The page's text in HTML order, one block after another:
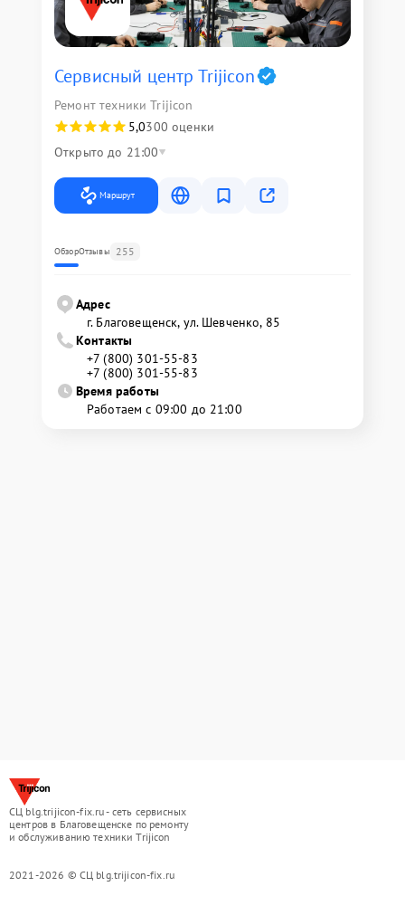
Сервисный центр Trijicon
Ремонт техники Trijicon
5,0300 оценки
Открыто до 21:00
Маршрут
ОбзорОтзывы 255
Адрес
г. Благовещенск, ул. Шевченко, 85
Контакты
+7 (800) 301-55-83
+7 (800) 301-55-83
Время работы
Работаем с 09:00 до 21:00
СЦ blg.trijicon-fix.ru - сеть сервисных
центров в Благовещенске по ремонту
и обслуживанию техники Trijicon
2021-2026 © СЦ blg.trijicon-fix.ru